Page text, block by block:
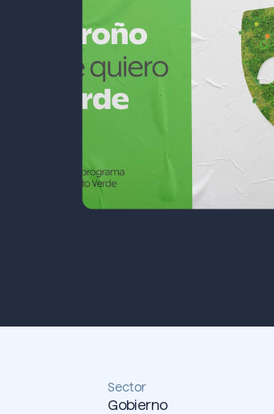
Sector
Gobierno